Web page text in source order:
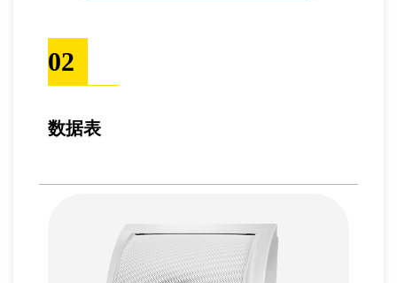
02
数据表